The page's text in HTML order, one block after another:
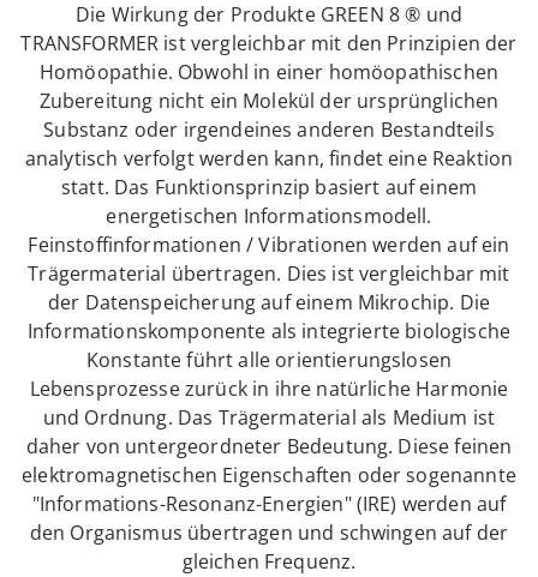
Die Wirkung der Produkte GREEN 8 ® und
TRANSFORMER ist vergleichbar mit den Prinzipien der
Homöopathie. Obwohl in einer homöopathischen
Zubereitung nicht ein Molekül der ursprünglichen
Substanz oder irgendeines anderen Bestandteils
analytisch verfolgt werden kann, findet eine Reaktion
statt. Das Funktionsprinzip basiert auf einem
energetischen Informationsmodell.
Feinstoffinformationen / Vibrationen werden auf ein
Trägermaterial übertragen. Dies ist vergleichbar mit
der Datenspeicherung auf einem Mikrochip. Die
Informationskomponente als integrierte biologische
Konstante führt alle orientierungslosen
Lebensprozesse zurück in ihre natürliche Harmonie
und Ordnung. Das Trägermaterial als Medium ist
daher von untergeordneter Bedeutung. Diese feinen
elektromagnetischen Eigenschaften oder sogenannte
"Informations-Resonanz-Energien" (IRE) werden auf
den Organismus übertragen und schwingen auf der
gleichen Frequenz.